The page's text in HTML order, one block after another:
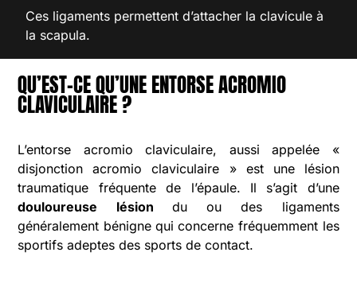
Ces ligaments permettent d’attacher la clavicule à
la scapula.
QU’EST-CE QU’UNE ENTORSE ACROMIO
CLAVICULAIRE ?
L’entorse acromio claviculaire, aussi appelée «
disjonction acromio claviculaire » est une lésion
traumatique fréquente de l’épaule. Il s’agit d’une
douloureuse lésion du ou des ligaments
généralement bénigne qui concerne fréquemment les
sportifs adeptes des sports de contact.